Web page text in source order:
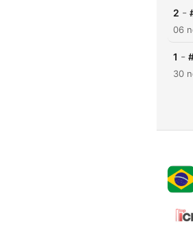
2 -
06
1 -
30